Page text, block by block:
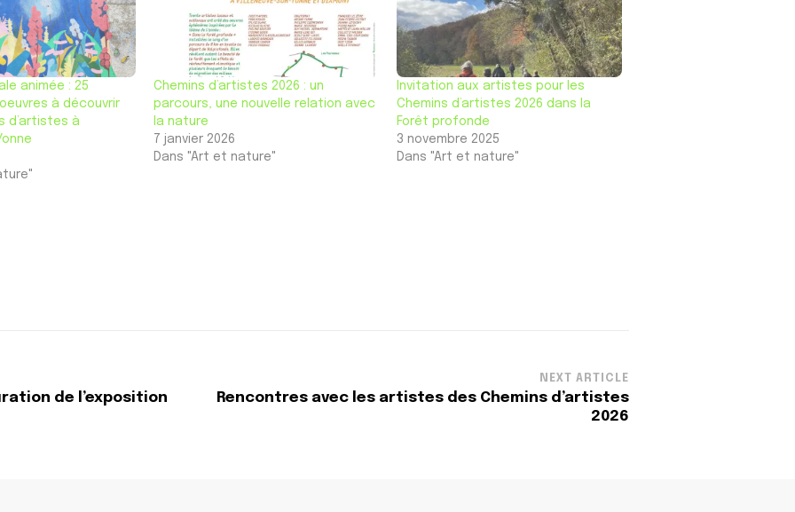
animée : 25
à découvrir
d’artistes à
Chemins d’artistes 2026 : un
parcours, une nouvelle relation avec
la nature
7 janvier 2026
Dans "Art et nature"
Invitation aux artistes pour les
Chemins d’artistes 2026 dans la
Forêt profonde
3 novembre 2025
Dans "Art et nature"
de l’exposition
NEXT ARTICLE
Rencontres avec les artistes des Chemins d’artistes
2026